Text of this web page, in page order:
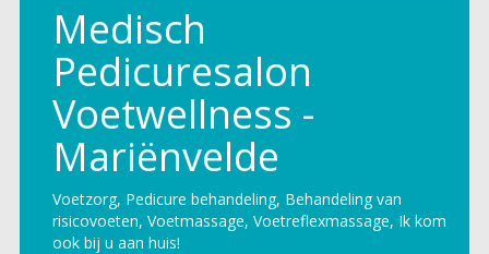
Medisch
Pedicuresalon
Voetwellness -
Mariënvelde
Voetzorg, Pedicure behandeling, Behandeling van
risicovoeten, Voetmassage, Voetreflexmassage, Ik kom
ook bij u aan huis!